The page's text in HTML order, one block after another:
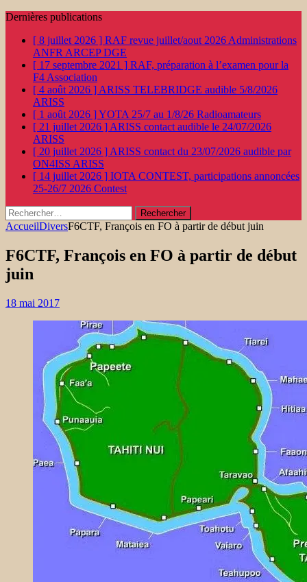
Dernières publications
[ 8 juillet 2026 ] RAF revue juillet/aout 2026 Administrations
ANFR ARCEP DGE
[ 17 septembre 2021 ] RAF, préparation à l’examen pour la
F4 Association
[ 4 août 2026 ] ARISS TELEBRIDGE audible 5/8/2026
ARISS
[ 1 août 2026 ]YOTA 25/7 au 1/8/26 Radioamateurs
[ 21 juillet 2026 ] ARISS contact audible le 24/07/2026
ARISS
[ 20 juillet 2026 ] ARISS contact du 23/07/2026 audible par
ON4ISS ARISS
[ 14 juillet 2026 ] IOTA CONTEST, participations annoncées
25-26/7 2026 Contest
Rechercher :
AccueilDiversF6CTF, François en FO à partir de début juin
F6CTF, François en FO à partir de début
juin
18 mai 2017